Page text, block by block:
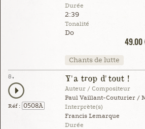
Durée
2:39
Tonalité
Do
49.00
Chants de lutte
8.
Réf : 0508A
Y'a trop d'tout !
Auteur / Compositeur
Paul Vaillant-Couturier /
Interprète(s)
Francis Lemarque
Durée